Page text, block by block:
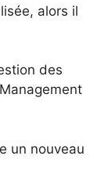
alors il
des
un nouveau